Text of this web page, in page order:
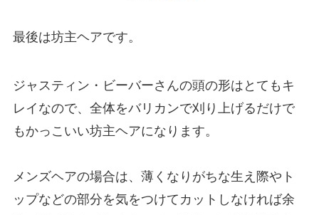
最後は坊主ヘアです。
ジャスティン・ビーバーさんの頭の形はとてもキ
レイなので、全体をバリカンで刈り上げるだけで
もかっこいい坊主ヘアになります。
メンズヘアの場合は、薄くなりがちな生え際やト
ップなどの部分を気をつけてカットしなければ余